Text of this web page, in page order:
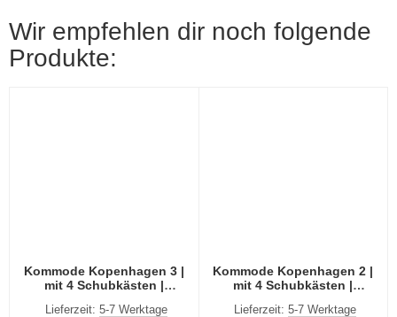
Wir empfehlen dir noch folgende
Produkte:
Kommode Kopenhagen 3 |
mit 4 Schubkästen |
Lieferzeit: 5-7 Werktage
Kommode Kopenhagen 2 |
mit 4 Schubkästen |
Lieferzeit:5-7 Werktage